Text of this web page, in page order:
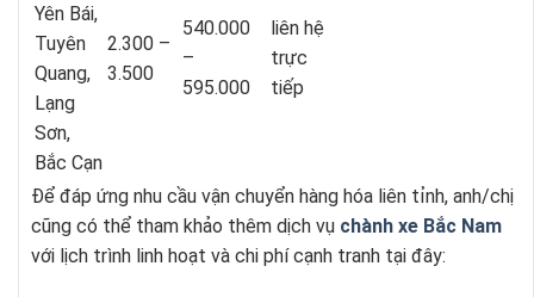
Yên Bái,
Tuyên
Quang,
Lạng
Sơn,
Bắc Cạn
2.300 –
3.500
540.000
–
595.000
liên hệ
trực
tiếp
Để đáp ứng nhu cầu vận chuyển hàng hóa liên tỉnh, anh/chị
cũng có thể tham khảo thêm dịch vụ chành xe Bắc Nam
với lịch trình linh hoạt và chi phí cạnh tranh tại đây: